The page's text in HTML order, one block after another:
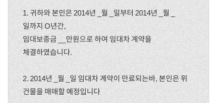
1. 귀하와 본인은 2014년 _월 _일부터 2014년 _월 _
일까지 O년간,
임대보증금 __만원으로 하여 임대차 계약을
체결하였습니다.
2. 2014년 _월 _일 임대차 계약이 만료되는바, 본인은 위
건물을 매매할 예정입니다